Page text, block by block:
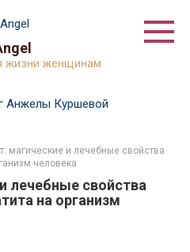
жизни женщинам
Анжелы Куршевой
магические и лечебные свойства
человека
лечебные свойства
на организм